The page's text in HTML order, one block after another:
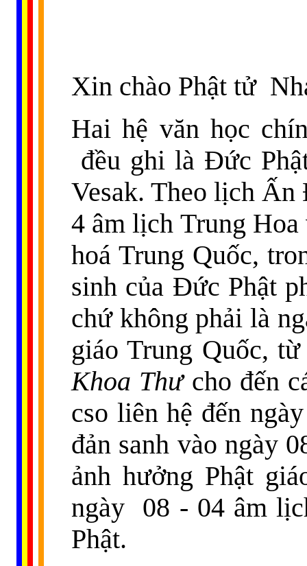
Xin chào Phật tử
Hai hệ văn học
đều ghi là Đức
Vesak. Theo lịch Ấn
4 âm lịch Trung
hoá Trung Quốc,
sinh của Đức Phật
chứ không phải là
giáo Trung Quốc,
Khoa Thư cho đến
cso liên hệ đến
đản sanh vào ngày
ảnh hưởng Phật
ngày
08 - 04 âm
Phật.